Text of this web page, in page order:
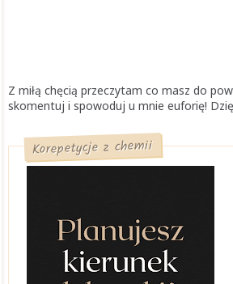
Z miłą chęcią przeczytam co masz do
skomentuj i spowoduj u mnie euforię!
Korepetycje z chemii